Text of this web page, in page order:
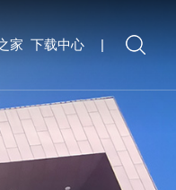
家 下载中心 |